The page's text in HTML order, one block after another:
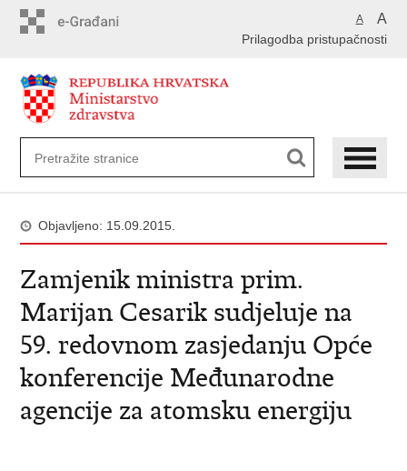
A A
Prilagodba pristupačnosti
Objavljeno: 15.09.2015.
Zamjenik ministra prim.
Marijan Cesarik sudjeluje na
59. redovnom zasjedanju Opće
konferencije Međunarodne
agencije za atomsku energiju